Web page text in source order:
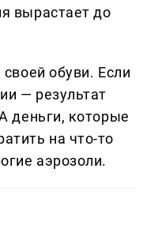
вырастает до
обуви. Если
— результат
деньги, которые
на что-то
аэрозоли.